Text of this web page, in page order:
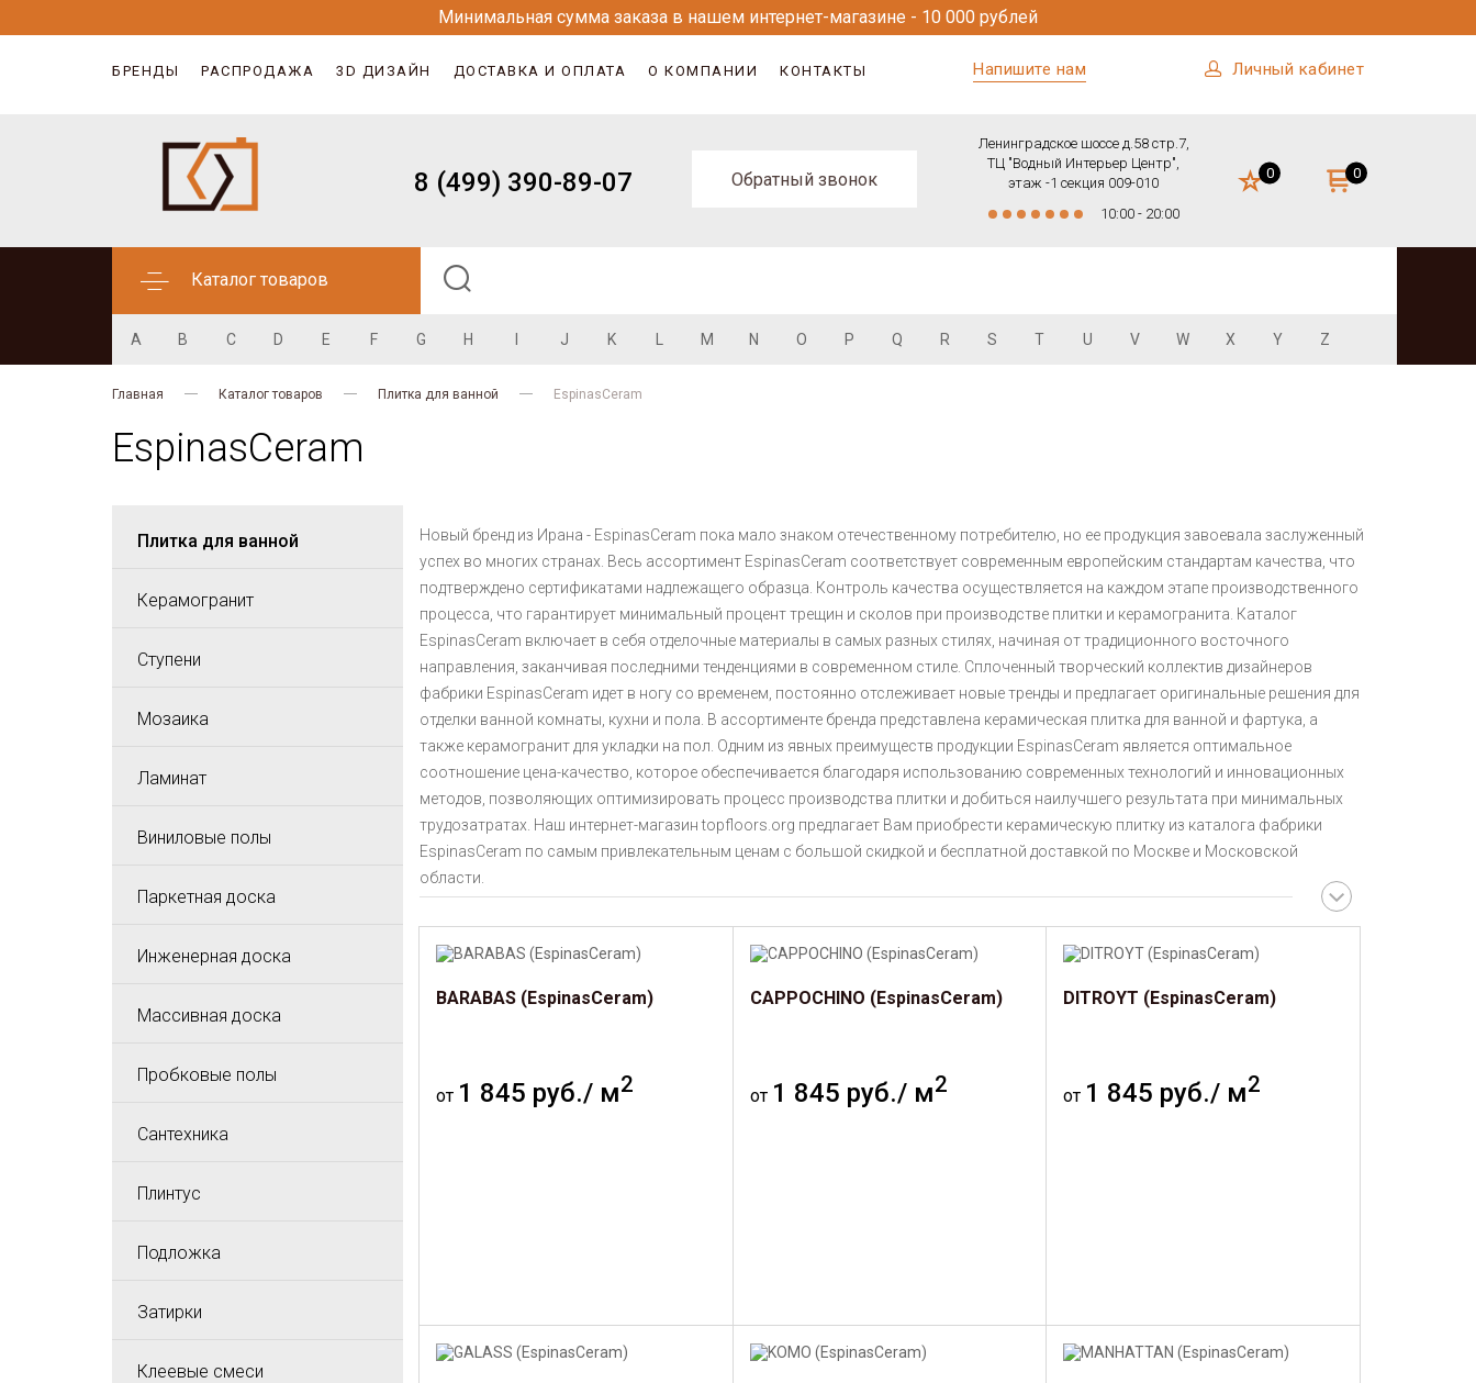
Минимальная сумма заказа в нашем интернет-магазине - 10 000 рублей
БРЕНДЫ РАСПРОДАЖА 3D ДИЗАЙН ДОСТАВКА И ОПЛАТА О КОМПАНИИ КОНТАКТЫ Напишите нам Личный кабинет
8 (499) 390-89-07 Обратный звонок
Ленинградское шоссе д.58 стр.7,
ТЦ "Водный Интерьер Центр",
этаж -1 секция 009-010
10:00 - 20:00
0 0
Каталог товаров
A B C D E F G H J K M N O P Q R S T U V W X Y Z
Главная Каталог товаров Плитка для ванной EspinasCeram
EspinasCeram
Плитка для ванной
Керамогранит
Ступени
Мозаика
Ламинат
Виниловые полы
Паркетная доска
Инженерная доска
Массивная доска
Пробковые полы
Сантехника
Плинтус
Подложка
Затирки
Клеевые смеси
Новый бренд из Ирана - EspinasCeram пока мало знаком отечественному потребителю, но ее продукция завоевала заслуженный
успех во многих странах. Весь ассортимент EspinasCeram соответствует современным европейским стандартам качества, что
подтверждено сертификатами надлежащего образца. Контроль качества осуществляется на каждом этапе производственного
процесса, что гарантирует минимальный процент трещин и сколов при производстве плитки и керамогранита. Каталог
EspinasCeram включает в себя отделочные материалы в самых разных стилях, начиная от традиционного восточного
направления, заканчивая последними тенденциями в современном стиле. Сплоченный творческий коллектив дизайнеров
фабрики EspinasCeram идет в ногу со временем, постоянно отслеживает новые тренды и предлагает оригинальные решения для
отделки ванной комнаты, кухни и пола. В ассортименте бренда представлена керамическая плитка для ванной и фартука, а
также керамогранит для укладки на пол. Одним из явных преимуществ продукции EspinasCeram является оптимальное
соотношение цена-качество, которое обеспечивается благодаря использованию современных технологий и инновационных
методов, позволяющих оптимизировать процесс производства плитки и добиться наилучшего результата при минимальных
трудозатратах. Наш интернет-магазин topfloors.org предлагает Вам приобрести керамическую плитку из каталога фабрики
EspinasCeram по самым привлекательным ценам с большой скидкой и бесплатной доставкой по Москве и Московской
области.
BARABAS (EspinasCeram)
от 1 845 руб./ м2
CAPPOCHINO (EspinasCeram)
от 1 845 руб./ м2
DITROYT (EspinasCeram)
от 1 845 руб./ м2